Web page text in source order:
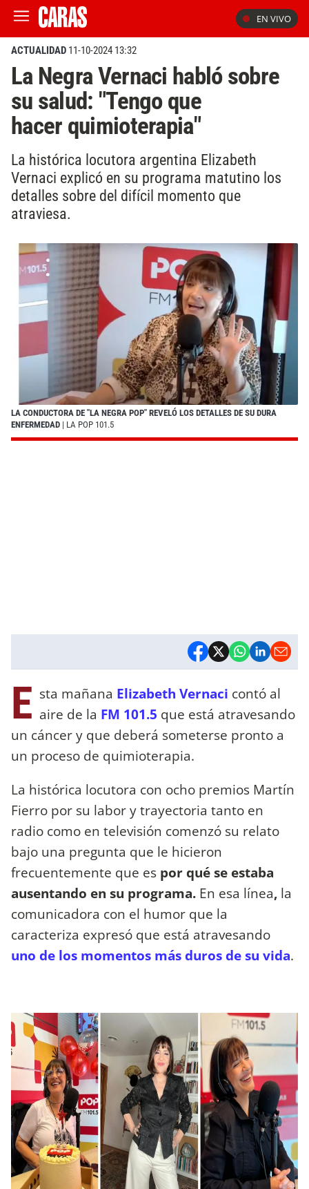
EN VIVO
ACTUALIDAD 11-10-2024 13:32
La Negra Vernaci habló sobre
su salud: "Tengo que
hacer quimioterapia"
La histórica locutora argentina Elizabeth
Vernaci explicó en su programa matutino los
detalles sobre del difícil momento que
atraviesa.
LA CONDUCTORA DE "LA NEGRA POP" REVELÓ LOS DETALLES DE SU DURA
ENFERMEDAD | LA POP 101.5
E sta mañana Elizabeth Vernaci contó al
aire de la FM 101.5 que está atravesando
un cáncer y que deberá someterse pronto a
un proceso de quimioterapia.
La histórica locutora con ocho premios Martín
Fierro por su labor y trayectoria tanto en
radio como en televisión comenzó su relato
bajo una pregunta que le hicieron
frecuentemente que es por qué se estaba
ausentando en su programa. En esa línea, la
comunicadora con el humor que la
caracteriza expresó que está atravesando
uno de los momentos más duros de su vida.